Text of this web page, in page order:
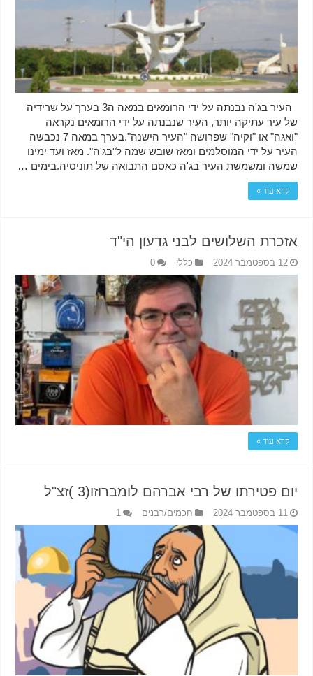
העיר בג'ה נבנתה על ידי הרומאים במאה ה3 בערך על שרידיה
של עיר עתיקה יותר, העיר שנבנתה על ידי הרומאים נקראה
"ואגה" או "וקיה" שפרושה "העיר הישנה".בערך במאה 7 נכבשה
העיר על ידי המוסלמים ומאז שובש שמה ל"בג'ה". מאז ועד ימינו
שמשה ומשמשת העיר בג'ה כאסם התבואה של תוניסיה.בימים …
קרא עוד »
אזכרת השלושים לבני גדעון הי"ד
12 בספטמבר 2024 כללי 0
קרא עוד »
יום פטירתו של רבי אברהם לומברוזו(3 )זצ"ל
11 בספטמבר 2024 חכמים/רבנים 1